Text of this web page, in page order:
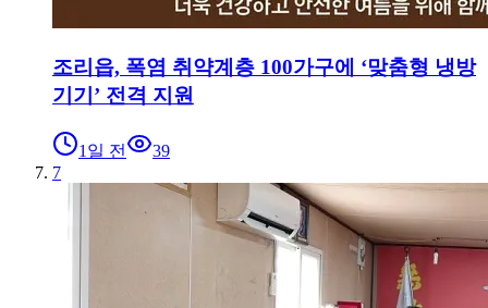
조리읍, 폭염 취약계층 100가구에 ‘맞춤형 냉방
기기’ 전격 지원
1일 전
39
7